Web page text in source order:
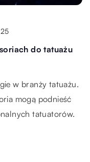
2025
elastycznych
narzędzia
korzyści niesie
zdominują
które przyciągną
Odkryj techniki,
i pozwolą
do tatuażu
w branży tatuażu.
mogą podnieść
tatuatorów.